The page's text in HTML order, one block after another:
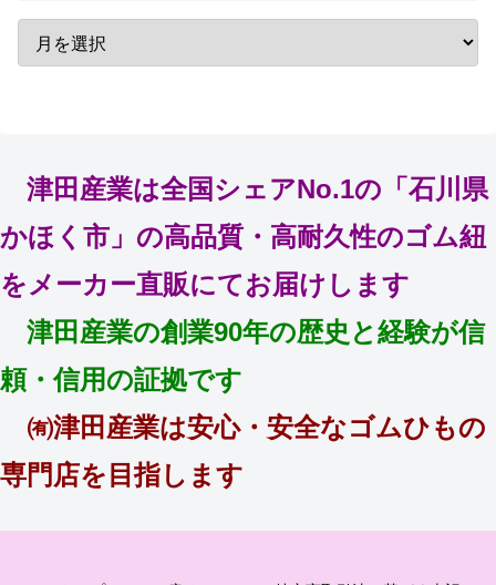
津田産業は全国シェアNo.1の「石川県
かほく市」の高品質・高耐久性のゴム紐
をメーカー直販にてお届けします
津田産業の創業90年の歴史と経験が信
頼・信用の証拠です
㈲津田産業は安心・安全なゴムひもの
専門店を目指します